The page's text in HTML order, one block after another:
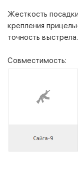
Жесткость
крепления
точность выстрела.
Совместимость: